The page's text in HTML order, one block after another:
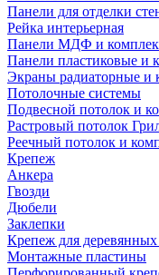
Панели для отделки
Рейка интерьерная
Панели МДФ и
Панели пластиковые и
Экраны радиаторные и
Потолочные системы
Подвесной потолок и
Растровый потолок
Реечный потолок и
Крепеж
Анкера
Гвозди
Дюбели
Заклепки
Крепеж для
Монтажные пластины